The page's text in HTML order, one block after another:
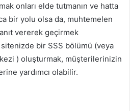
onları elde tutmanın ve hatta
bir yolu olsa da, muhtemelen
vererek geçirmek
bir SSS bölümü (veya
) oluşturmak, müşterilerinizin
yardımcı olabilir.